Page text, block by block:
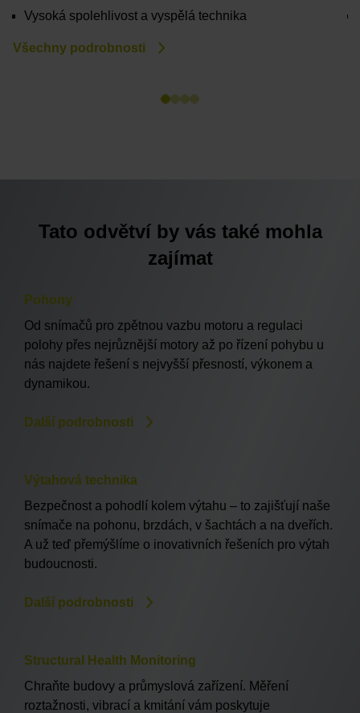
Vysoká spolehlivost a vyspělá technika
Všechny podrobnosti
Tato odvětví by vás také mohla
zajímat
Pohony
Od snímačů pro zpětnou vazbu motoru a regulaci
polohy přes nejrůznější motory až po řízení pohybu u
nás najdete řešení s nejvyšší přesností, výkonem a
dynamikou.
Další podrobnosti
Výtahová technika
Bezpečnost a pohodlí kolem výtahu – to zajišťují naše
snímače na pohonu, brzdách, v šachtách a na dveřích.
A už teď přemýšlíme o inovativních řešeních pro výtah
budoucnosti.
Další podrobnosti
Structural Health Monitoring
Chraňte budovy a průmyslová zařízení. Měření
roztažnosti, vibrací a kmitání vám poskytuje